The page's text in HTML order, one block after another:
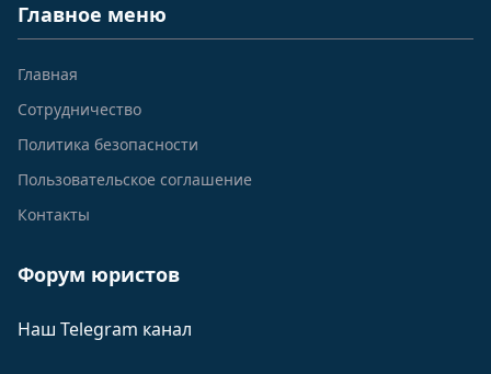
Главное меню
Главная
Сотрудничество
Политика безопасности
Пользовательское соглашение
Контакты
Форум юристов
Наш Telegram канал